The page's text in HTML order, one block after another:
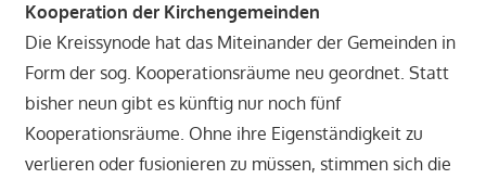
Kooperation der Kirchengemeinden
Die Kreissynode hat das Miteinander der Gemeinden in
Form der sog. Kooperationsräume neu geordnet. Statt
bisher neun gibt es künftig nur noch fünf
Kooperationsräume. Ohne ihre Eigenständigkeit zu
verlieren oder fusionieren zu müssen, stimmen sich die